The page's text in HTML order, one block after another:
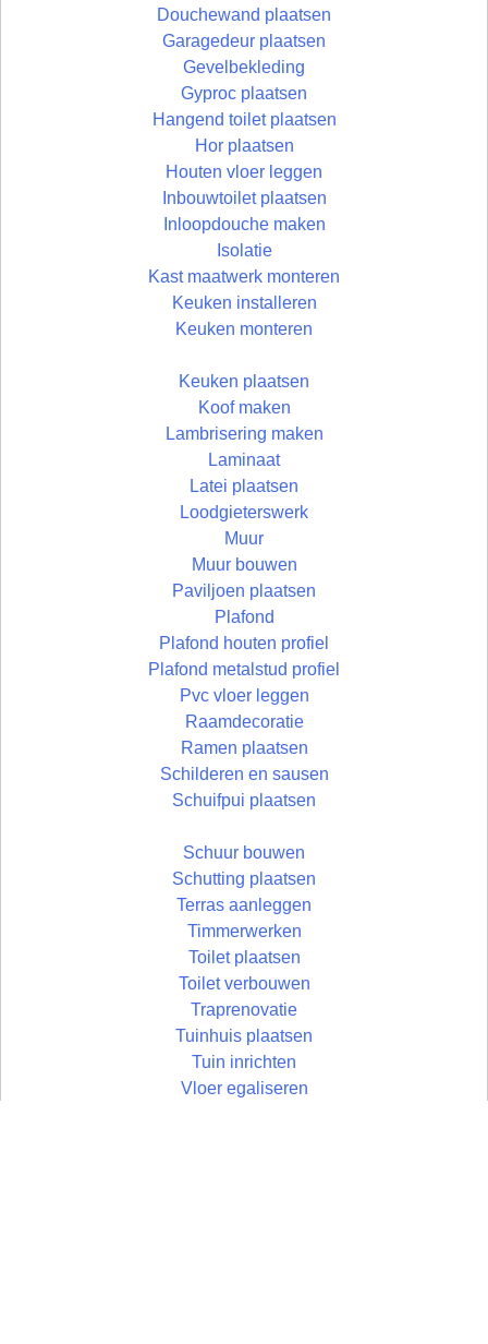
Douchewand plaatsen
Garagedeur plaatsen
Gevelbekleding
Gyproc plaatsen
Hangend toilet plaatsen
Hor plaatsen
Houten vloer leggen
Inbouwtoilet plaatsen
Inloopdouche maken
Isolatie
Kast maatwerk monteren
Keuken installeren
Keuken monteren
Keuken plaatsen
Koof maken
Lambrisering maken
Laminaat
Latei plaatsen
Loodgieterswerk
Muur
Muur bouwen
Paviljoen plaatsen
Plafond
Plafond houten profiel
Plafond metalstud profiel
Pvc vloer leggen
Raamdecoratie
Ramen plaatsen
Schilderen en sausen
Schuifpui plaatsen
Schuur bouwen
Schutting plaatsen
Terras aanleggen
Timmerwerken
Toilet plaatsen
Toilet verbouwen
Traprenovatie
Tuinhuis plaatsen
Tuin inrichten
Vloer egaliseren